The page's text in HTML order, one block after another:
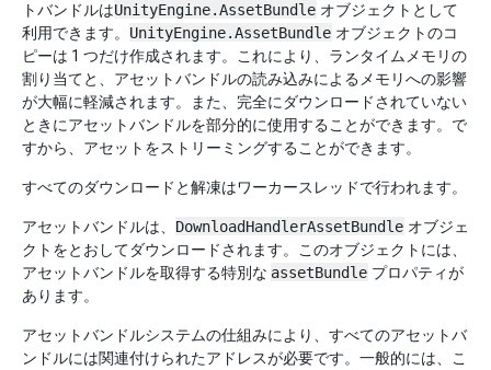
トバンドルはUnityEngine.AssetBundle オブジェクトとして
利用できます。 UnityEngine.AssetBundle オブジェクトのコ
ピーは 1 つだけ作成されます。これにより、ランタイムメモリの
割り当てと、アセットバンドルの読み込みによるメモリへの影響
が大幅に軽減されます。また、完全にダウンロードされていない
ときにアセットバンドルを部分的に使用することができます。で
すから、アセットをストリーミングすることができます。
すべてのダウンロードと解凍はワーカースレッドで行われます。
アセットバンドルは、 DownloadHandlerAssetBundle オブジェ
クトをとおしてダウンロードされます。このオブジェクトには、
アセットバンドルを取得する特別な assetBundle プロパティが
あります。
アセットバンドルシステムの仕組みにより、すべてのアセットバ
ンドルには関連付けられたアドレスが必要です。一般的には、こ